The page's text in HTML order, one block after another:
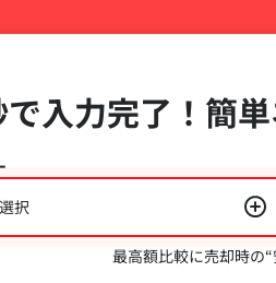
入力完了！ 簡
択
最高額比較に売却時の“